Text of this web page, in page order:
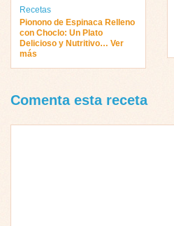
Recetas
Pionono de Espinaca Relleno
con Choclo: Un Plato
Delicioso y Nutritivo… Ver
más
Comenta esta receta